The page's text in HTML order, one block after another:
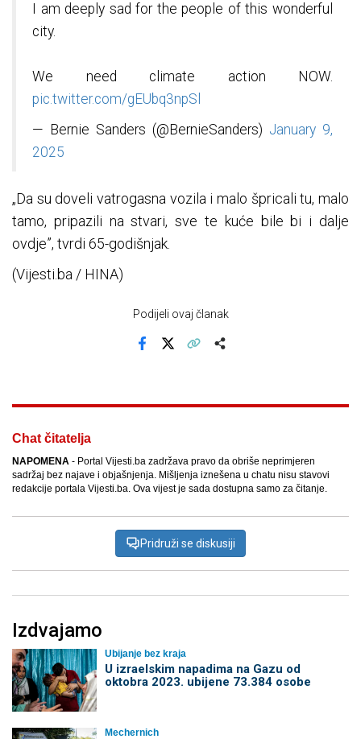
I am deeply sad for the people of this wonderful
city.
We need climate action NOW.
pic.twitter.com/gEUbq3npSl
— Bernie Sanders (@BernieSanders) January 9,
2025
„Da su doveli vatrogasna vozila i malo špricali tu, malo
tamo, pripazili na stvari, sve te kuće bile bi i dalje
ovdje”, tvrdi 65-godišnjak.
(Vijesti.ba / HINA)
Podijeli ovaj članak
Chat čitatelja
NAPOMENA - Portal Vijesti.ba zadržava pravo da obriše neprimjeren
sadržaj bez najave i objašnjenja. Mišljenja iznešena u chatu nisu stavovi
redakcije portala Vijesti.ba. Ova vijest je sada dostupna samo za čitanje.
Pridruži se diskusiji
Izdvajamo
Ubijanje bez kraja
U izraelskim napadima na Gazu od
oktobra 2023. ubijene 73.384 osobe
Mechernich